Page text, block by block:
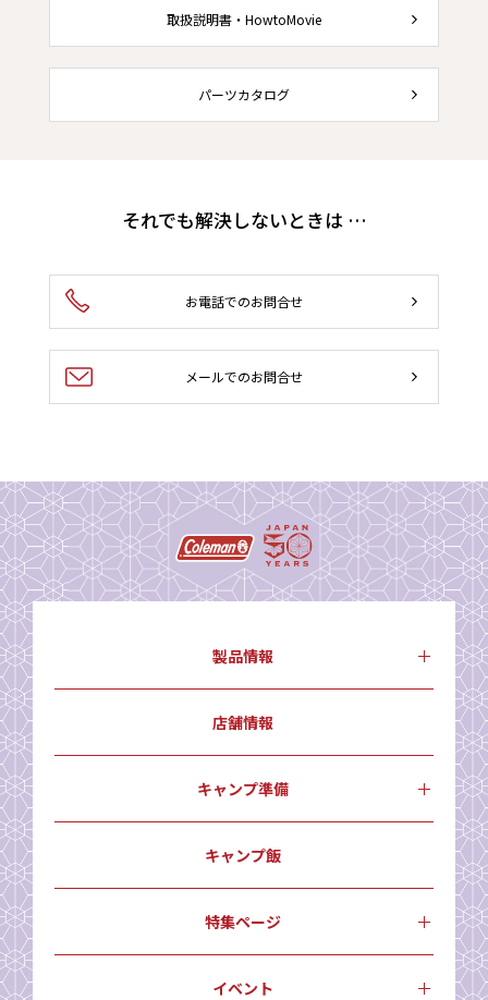
取扱説明書・HowtoMovie
パーツカタログ
それでも解決しないときは …
お電話でのお問合せ
メールでのお問合せ
製品情報
店舗情報
キャンプ準備
キャンプ飯
特集ページ
イベント